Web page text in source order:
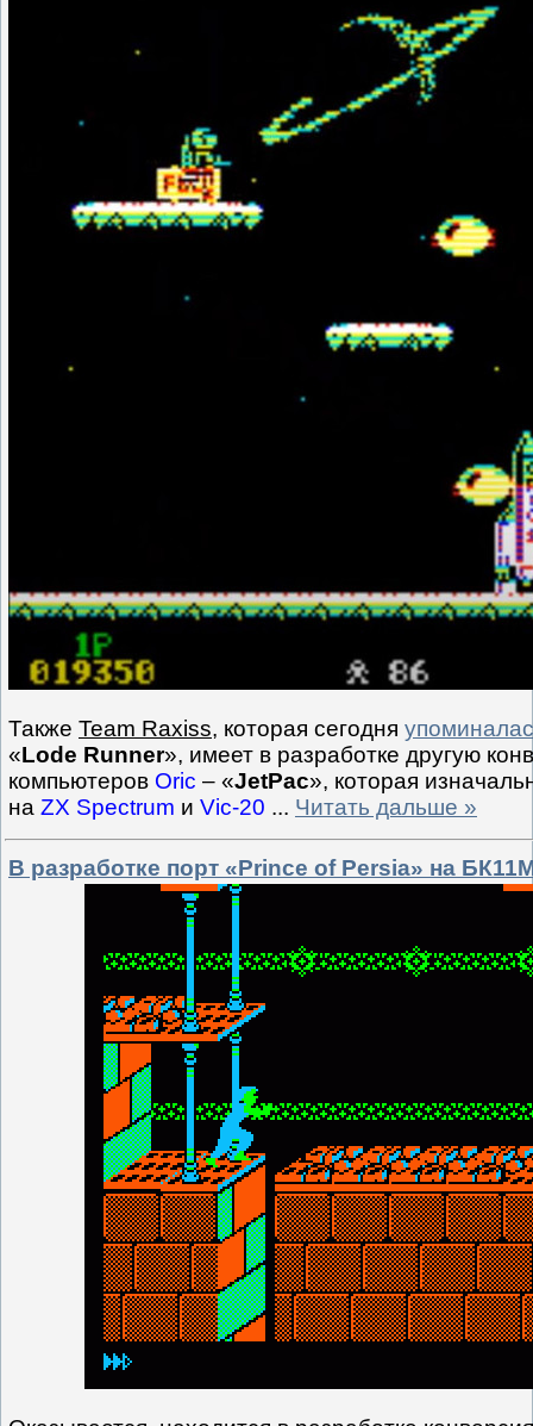
Также Team Raxiss, которая сегодня
«Lode Runner», имеет в разработке другую
компьютеров Oric – «JetPac», которая
на ZX Spectrum и Vic-20 ... Читать дальше »
В разработке порт «Prince of Persia» на